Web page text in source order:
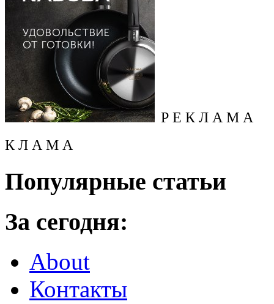
Р Е К Л А М А
К Л А М А
Популярные статьи
За сегодня:
About
Контакты